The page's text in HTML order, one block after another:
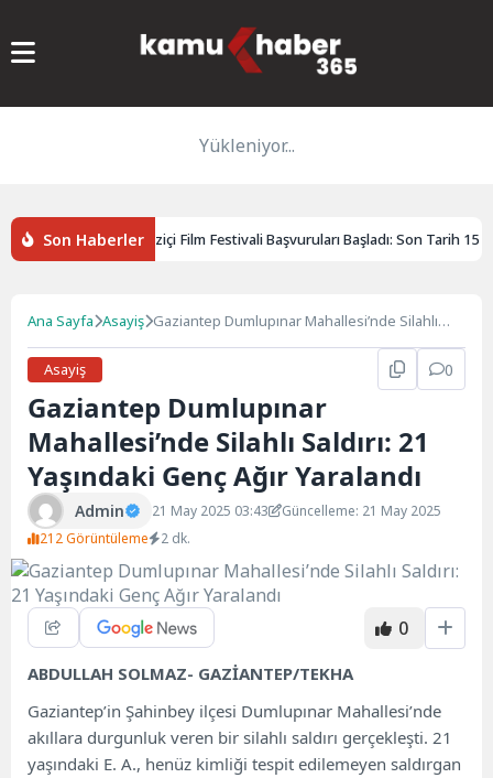
Yükleniyor...
Son Haberler
14. Boğaziçi Film Festivali Başvuruları Başladı: Son Tarih 15
Ana Sayfa Asayiş Gaziantep Dumlupınar Mahallesi’nde Silahlı
Asayiş
0
Gaziantep Dumlupınar
Mahallesi’nde Silahlı Saldırı: 21
Yaşındaki Genç Ağır Yaralandı
Admin 21 May 2025 03:43
Güncelleme: 21 May 2025
212 Görüntüleme
2 dk.
0
ABDULLAH SOLMAZ- GAZİANTEP/TEKHA
Gaziantep’in Şahinbey ilçesi Dumlupınar Mahallesi’nde
akıllara durgunluk veren bir silahlı saldırı gerçekleşti. 21
yaşındaki E. A., henüz kimliği tespit edilemeyen saldırgan